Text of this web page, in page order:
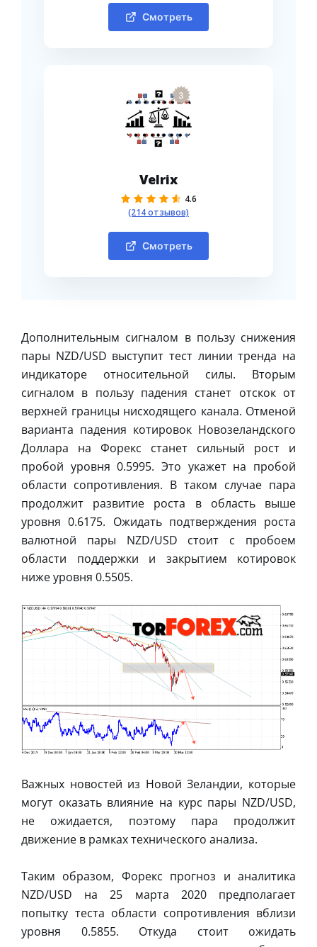
Смотреть
3
Velrix
4.6
(214 отзывов)
Смотреть
Дополнительным сигналом в пользу снижения
пары NZD/USD выступит тест линии тренда на
индикаторе относительной силы. Вторым
сигналом в пользу падения станет отскок от
верхней границы нисходящего канала. Отменой
варианта падения котировок Новозеландского
Доллара на Форекс станет сильный рост и
пробой уровня 0.5995. Это укажет на пробой
области сопротивления. В таком случае пара
продолжит развитие роста в область выше
уровня 0.6175. Ожидать подтверждения роста
валютной пары NZD/USD стоит с пробоем
области поддержки и закрытием котировок
ниже уровня 0.5505.
Важных новостей из Новой Зеландии, которые
могут оказать влияние на курс пары NZD/USD,
не ожидается, поэтому пара продолжит
движение в рамках технического анализа.
Таким образом, Форекс прогноз и аналитика
NZD/USD на 25 марта 2020 предполагает
попытку теста области сопротивления вблизи
уровня 0.5855. Откуда стоит ожидать